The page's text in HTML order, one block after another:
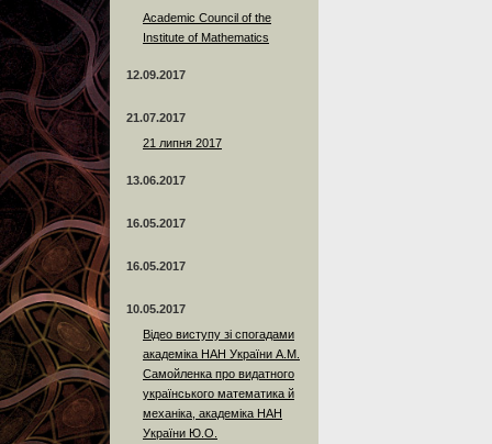
Academic Council of the
Institute of Mathematics
12.09.2017
21.07.2017
21 липня 2017
13.06.2017
16.05.2017
16.05.2017
10.05.2017
Відео виступу зі спогадами
академіка НАН України А.М.
Самойленка про видатного
українського математика й
механіка, академіка НАН
України Ю.О.